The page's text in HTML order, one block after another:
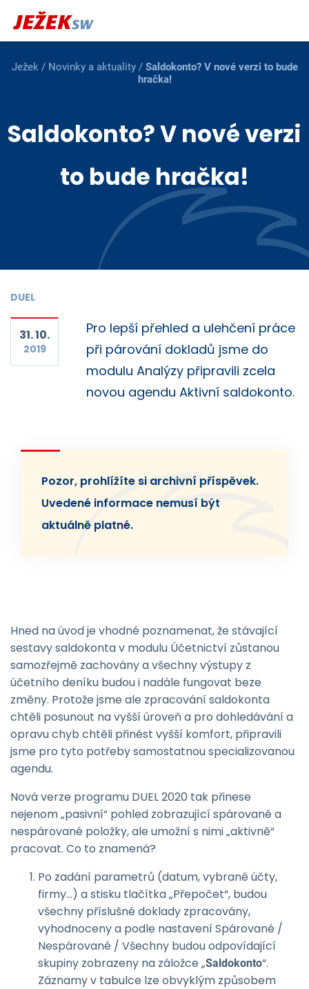
Ježek/ Novinky a aktuality/ Saldokonto? V nové verzi to bude
hračka!
Saldokonto? V nové verzi
to bude hračka!
DUEL
31. 10.
2019
Pro lepší přehled a ulehčení práce
při párování dokladů jsme do
modulu Analýzy připravili zcela
novou agendu Aktivní saldokonto.
Pozor, prohlížíte si archivní příspěvek.
Uvedené informace nemusí být
aktuálně platné.
Hned na úvod je vhodné poznamenat, že stávající
sestavy saldokonta v modulu Účetnictví zůstanou
samozřejmě zachovány a všechny výstupy z
účetního deníku budou i nadále fungovat beze
změny. Protože jsme ale zpracování saldokonta
chtěli posunout na vyšší úroveň a pro dohledávání a
opravu chyb chtěli přinést vyšší komfort, připravili
jsme pro tyto potřeby samostatnou specializovanou
agendu.
Nová verze programu DUEL 2020 tak přinese
nejenom „pasivní“ pohled zobrazující spárované a
nespárované položky, ale umožní s nimi „aktivně“
pracovat. Co to znamená?
Po zadání parametrů (datum, vybrané účty,
firmy…) a stisku tlačítka „Přepočet“, budou
všechny příslušné doklady zpracovány,
vyhodnoceny a podle nastavení Spárované /
Nespárované / Všechny budou odpovídající
skupiny zobrazeny na záložce „Saldokonto“.
Záznamy v tabulce lze obvyklým způsobem